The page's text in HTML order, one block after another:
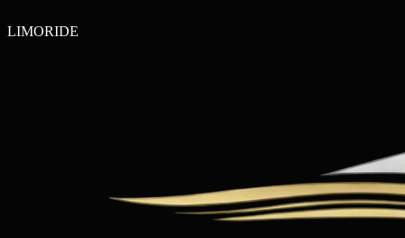
LIMORIDE